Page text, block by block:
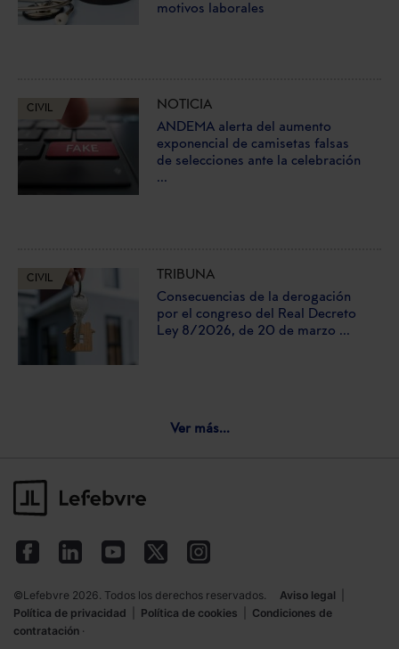
motivos laborales
CIVIL
NOTICIA
ANDEMA alerta del aumento
exponencial de camisetas falsas
de selecciones ante la celebración
...
CIVIL
TRIBUNA
Consecuencias de la derogación
por el congreso del Real Decreto
Ley 8/2026, de 20 de marzo ...
Ver más...
©Lefebvre 2026. Todos los derechos reservados. Aviso legal
Política de privacidad
Política de cookies
Condiciones de
contratación ·